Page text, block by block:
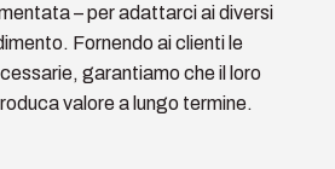
– per adattarci ai diversi
Fornendo ai clienti le
garantiamo che il loro
valore a lungo termine.